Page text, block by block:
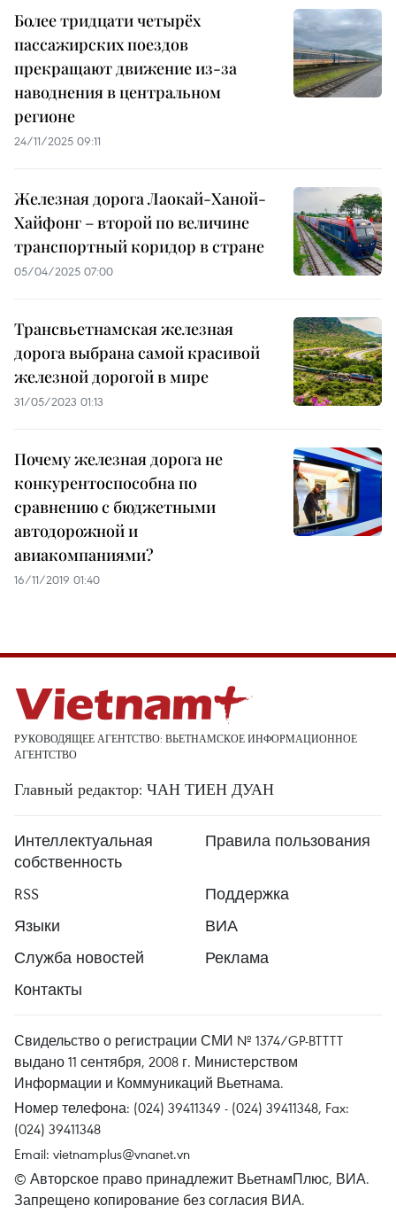
Более тридцати четырёх
пассажирских поездов
прекращают движение из-за
наводнения в центральном
регионе
24/11/2025 09:11
Железная дорога Лаокай-Ханой-
Хайфонг – второй по величине
транспортный коридор в стране
05/04/2025 07:00
Трансвьетнамская железная
дорога выбрана самой красивой
железной дорогой в мире
31/05/2023 01:13
Почему железная дорога не
конкурентоспособна по
сравнению с бюджетными
автодорожной и
авиакомпаниями?
16/11/2019 01:40
РУКОВОДЯЩЕЕ АГЕНТСТВО: ВЬЕТНАМСКОЕ ИНФОРМАЦИОННОЕ
АГЕНТСТВО
Главный редактор: ЧАН ТИЕН ДУАН
Интеллектуальная
собственность
Правила пользования
RSS
Поддержка
Языки
ВИА
Служба новостей
Реклама
Контакты
Свидельство о регистрации СМИ № 1374/GP-BTTTT
выдано 11 сентября, 2008 г. Министерством
Информации и Коммуникаций Вьетнама.
Номер телефона: (024) 39411349 - (024) 39411348, Fax:
(024) 39411348
Email: vietnamplus@vnanet.vn
© Авторское право принадлежит ВьетнамПлюс, ВИА.
Запрещено копирование без согласия ВИА.